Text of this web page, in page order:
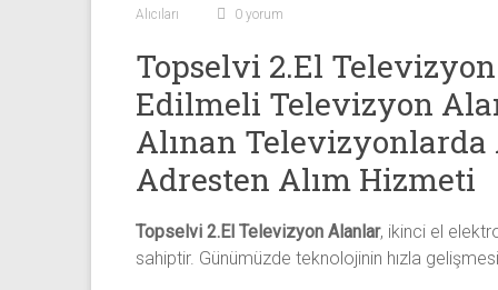
Sıfır
Alanlar ile
iletişim
kurarak
2.
el
televizyonlarınızı
hemen
bize
Alıcıları 0 yorum
Topselvi 2.El
Edilmeli Televizyon
Alınan
Adresten Alım Hizmeti
Topselvi 2.El Televizyon Alanlar, ikinci el
sahiptir. Günümüzde teknolojinin hızla